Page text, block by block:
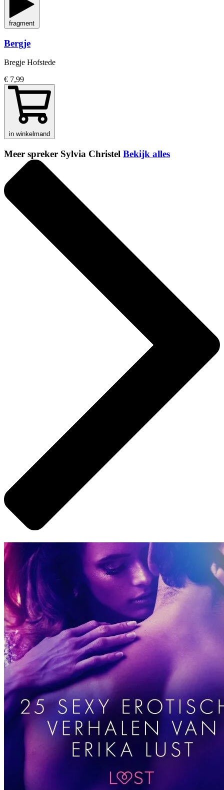
fragment
Bergje
Bregje Hofstede
€ 7,99
in winkelmand
Meer spreker Sylvia Christel Bekijk alles